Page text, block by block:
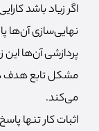
اگر زیاد باشد
نهایی‌سازی آن‌ها
پردازشی آن‌ها
مشکل تابع هدف
می‌کند.
اثبات کار تنها